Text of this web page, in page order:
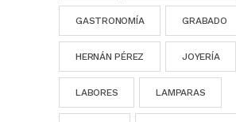
GASTRONOMÍA GRABADO
HERNÁN PÉREZ JOYERÍA
LABORES LAMPARAS